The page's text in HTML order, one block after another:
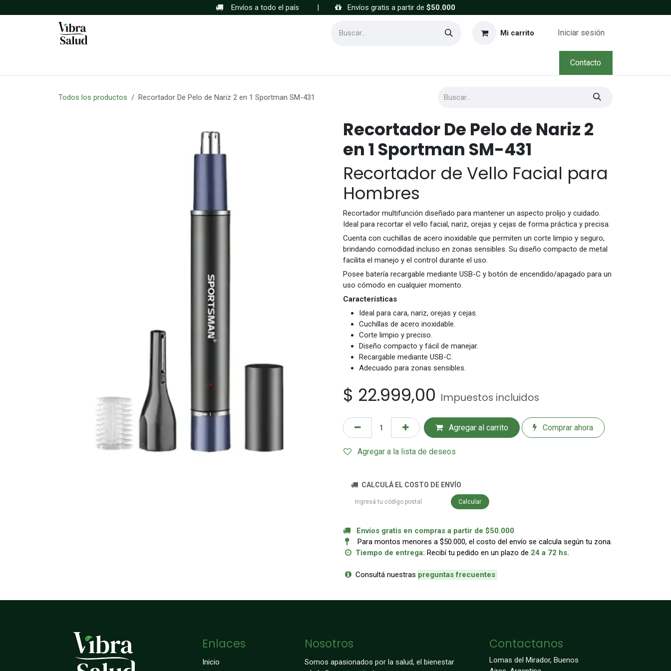
Envíos a todo el país | Envíos gratis a partir de $50.000
Mi carrito Iniciar sesión
Contacto
Todos los productos Recortador De Pelo de Nariz 2 en 1 Sportman SM-431
Recortador De Pelo de Nariz 2
en 1 Sportman SM-431
Recortador de Vello Facial para
Hombres
Recortador multifunción diseñado para mantener un aspecto prolijo y cuidado.
Ideal para recortar el vello facial, nariz, orejas y cejas de forma práctica y precisa.
Cuenta con cuchillas de acero inoxidable que permiten un corte limpio y seguro,
brindando comodidad incluso en zonas sensibles. Su diseño compacto de metal
facilita el manejo y el control durante el uso.
Posee batería recargable mediante USB-C y botón de encendido/apagado para un
uso cómodo en cualquier momento.
Características
Ideal para cara, nariz, orejas y cejas.
Cuchillas de acero inoxidable.
Corte limpio y preciso.
Diseño compacto y fácil de manejar.
Recargable mediante USB-C.
Adecuado para zonas sensibles.
$ 22.999,00 Impuestos incluidos
Agregar al carrito Comprar ahora
Agregar a la lista de deseos
CALCULÁ EL COSTO DE ENVÍO
Calcular
Envíos gratis en compras a partir de $50.000
Para montos menores a $50.000, el costo del envío se calcula según tu zona.
Tiempo de entrega: Recibí tu pedido en un plazo de 24 a 72 hs.
Consultá nuestras preguntas frecuentes
Enlaces
Inicio
Nosotros
Somos apasionados por la salud, el bienestar
Contactanos
Lomas del Mirador, Buenos